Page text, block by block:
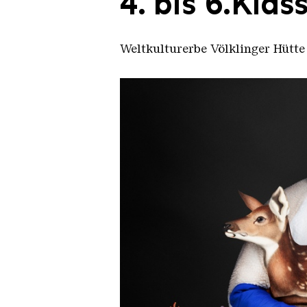
Weltkulturerbe Völklinger Hütte